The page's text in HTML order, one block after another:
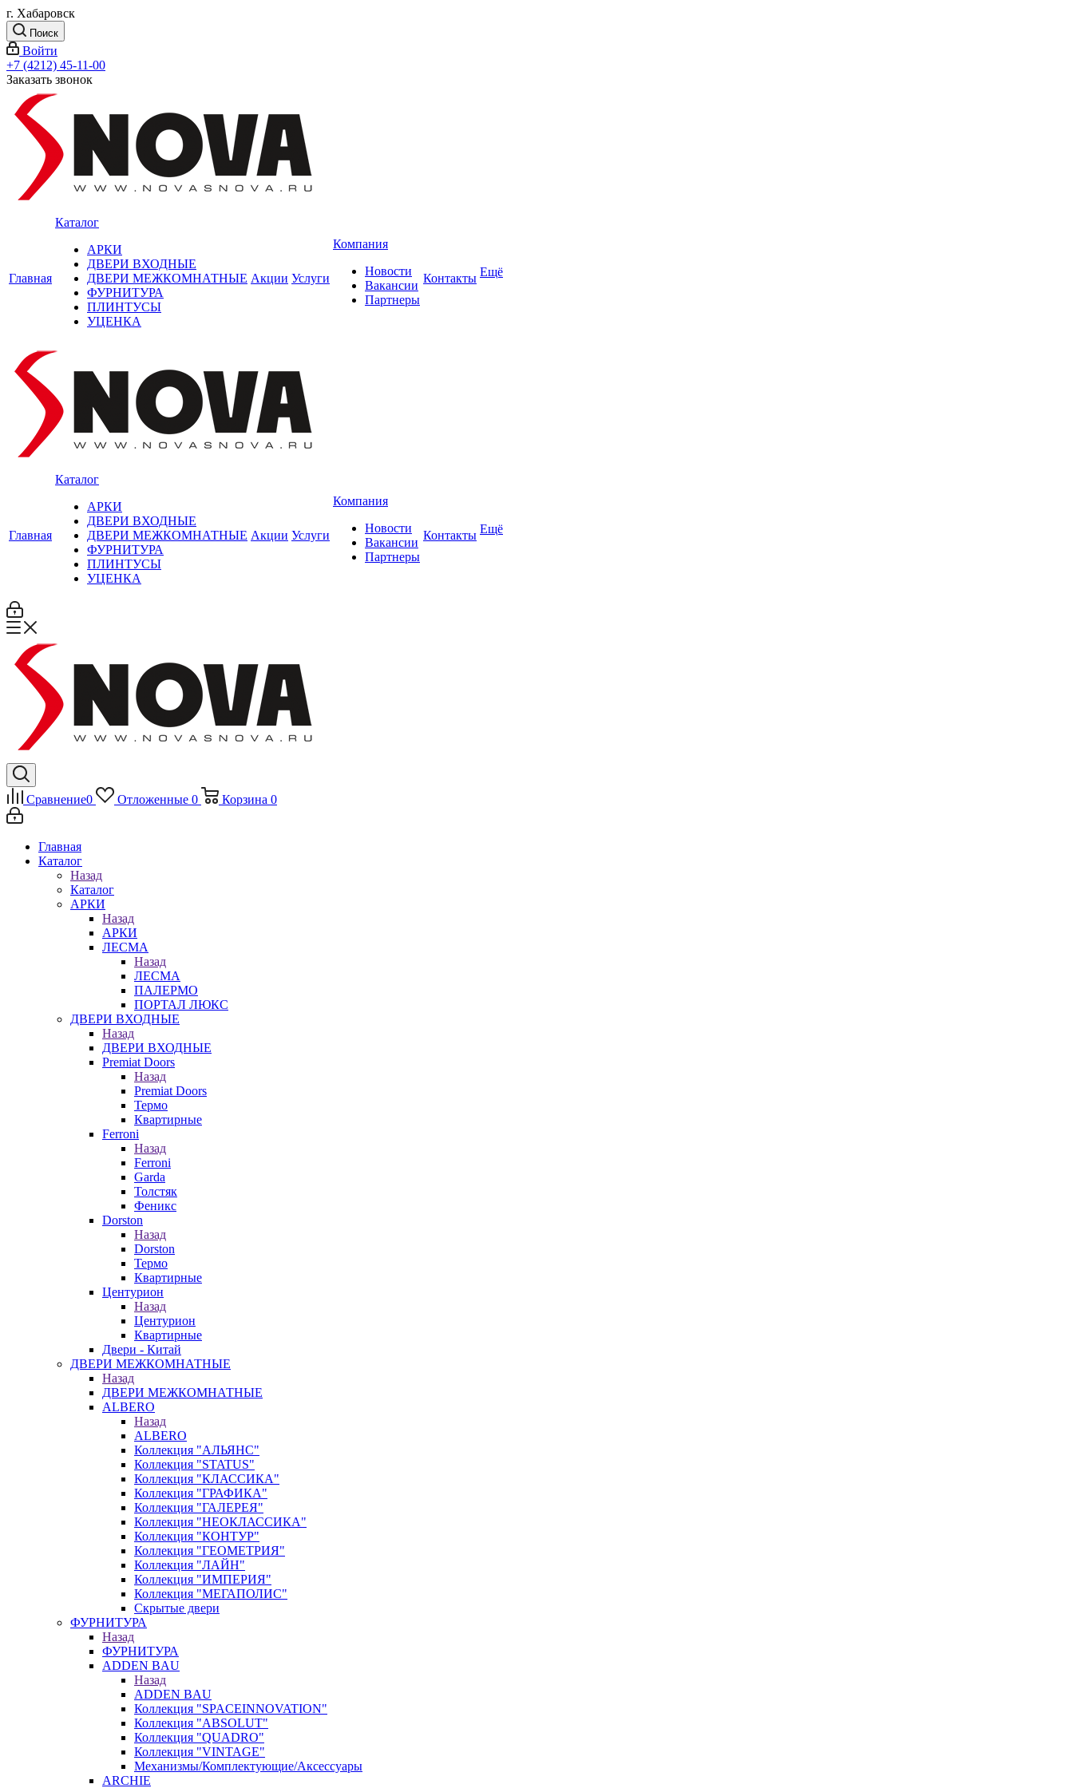
г. Хабаровск
Поиск
Войти
+7 (4212) 45-11-00
Заказать звонок
Главная
Каталог
АРКИ
ДВЕРИ ВХОДНЫЕ
ДВЕРИ МЕЖКОМНАТНЫЕ
ФУРНИТУРА
ПЛИНТУСЫ
УЦЕНКА
Акции Услуги
Компания
Новости
Вакансии
Партнеры
Контакты Ещё
Главная
Каталог
АРКИ
ДВЕРИ ВХОДНЫЕ
ДВЕРИ МЕЖКОМНАТНЫЕ
ФУРНИТУРА
ПЛИНТУСЫ
УЦЕНКА
Акции Услуги
Компания
Новости
Вакансии
Партнеры
Контакты Ещё
Сравнение0 Отложенные 0 Корзина 0
Главная
Каталог
Назад
Каталог
АРКИ
Назад
АРКИ
ЛЕСМА
Назад
ЛЕСМА
ПАЛЕРМО
ПОРТАЛ ЛЮКС
ДВЕРИ ВХОДНЫЕ
Назад
ДВЕРИ ВХОДНЫЕ
Premiat Doors
Назад
Premiat Doors
Термо
Квартирные
Ferroni
Назад
Ferroni
Garda
Толстяк
Феникс
Dorston
Назад
Dorston
Термо
Квартирные
Центурион
Назад
Центурион
Квартирные
Двери - Китай
ДВЕРИ МЕЖКОМНАТНЫЕ
Назад
ДВЕРИ МЕЖКОМНАТНЫЕ
ALBERO
Назад
ALBERO
Коллекция "АЛЬЯНС"
Коллекция "STATUS"
Коллекция "КЛАССИКА"
Коллекция "ГРАФИКА"
Коллекция "ГАЛЕРЕЯ"
Коллекция "НЕОКЛАССИКА"
Коллекция "КОНТУР"
Коллекция "ГЕОМЕТРИЯ"
Коллекция "ЛАЙН"
Коллекция "ИМПЕРИЯ"
Коллекция "МЕГАПОЛИС"
Скрытые двери
ФУРНИТУРА
Назад
ФУРНИТУРА
ADDEN BAU
Назад
ADDEN BAU
Коллекция "SPACEINNOVATION"
Коллекция "ABSOLUT"
Коллекция "QUADRO"
Коллекция "VINTAGE"
Механизмы/Комплектующие/Аксессуары
ARCHIE